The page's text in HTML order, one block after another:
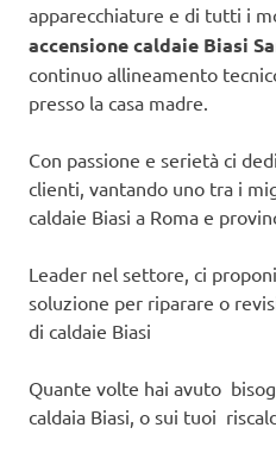
apparecchiature e di tutti i
accensione caldaie Biasi
continuo allineamento
presso la casa madre.
Con passione e serietà ci
clienti, vantando uno tra i
caldaie Biasi a Roma e
Leader nel settore, ci
soluzione per riparare o
di caldaie Biasi
Quante volte hai avuto
caldaia Biasi, o sui tuoi